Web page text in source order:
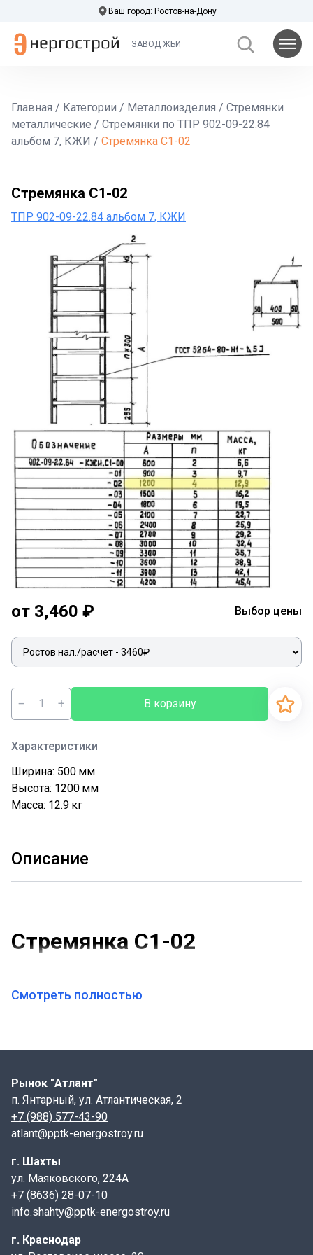
Ваш город: Ростов-на-Дону
ЗАВОД ЖБИ
Главная / Категории / Металлоизделия / Стремянки
металлические / Стремянки по ТПР 902-09-22.84
альбом 7, КЖИ / Стремянка С1-02
Стремянка С1-02
ТПР 902-09-22.84 альбом 7, КЖИ
от 3,460 ₽ Выбор цены
− + В корзину
Характеристики
Ширина: 500 мм
Высота: 1200 мм
Масса: 12.9 кг
Описание
Стремянка С1-02
используемое для спуска в колодец, для проведения
канализационных колодцев.
Характеристики:
Длина : 1200 мм
Ширина: 500 мм
Масса: 12,9 кг
Материал: сталь
Применение:
Стремянки С1-02 , производства компании ООО
Смотреть полностью
Рынок "Атлант"
п. Янтарный, ул. Атлантическая, 2
+7 (988) 577-43-90
atlant@pptk-energostroy.ru
г. Шахты
ул. Маяковского, 224А
+7 (8636) 28-07-10
info.shahty@pptk-energostroy.ru
г. Краснодар